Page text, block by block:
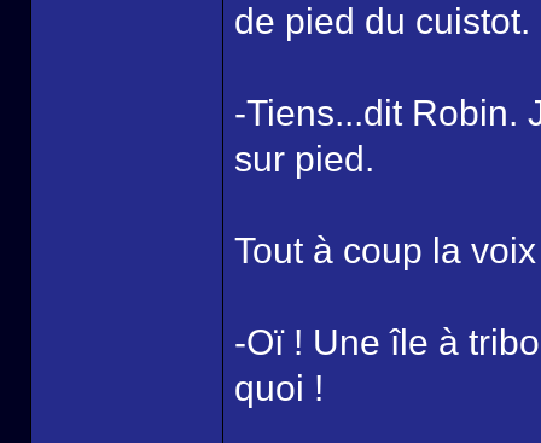
de pied du cuistot.
-Tiens...dit Robin.
sur pied.
Tout à coup la
-Oï ! Une île à
quoi !